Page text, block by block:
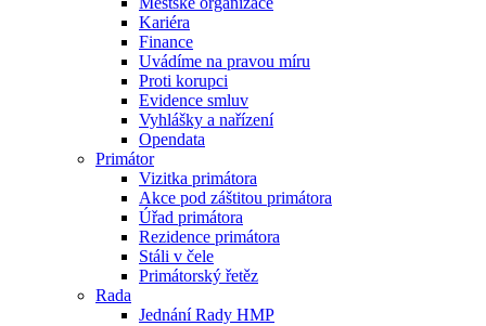
Kariéra
Finance
Uvádíme na pravou míru
Proti korupci
Evidence smluv
Vyhlášky a nařízení
Opendata
Primátor
Vizitka primátora
Akce pod záštitou primátora
Úřad primátora
Rezidence primátora
Stáli v čele
Primátorský řetěz
Rada
Jednání Rady HMP